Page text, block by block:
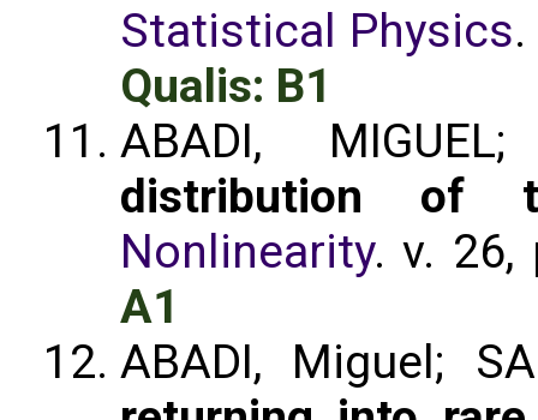
Statistical Physics
Qualis: B1
ABADI,
distribution of
Nonlinearity. v. 26,
A1
ABADI, Miguel;